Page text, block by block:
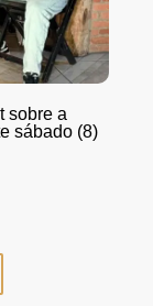
sobre a
sábado (8)